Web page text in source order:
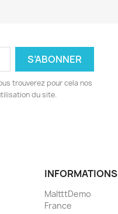
trouverez pour cela nos
du site.
INFORMATIONS
MaltttDemo
France